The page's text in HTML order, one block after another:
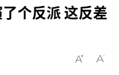
个反派 这反差